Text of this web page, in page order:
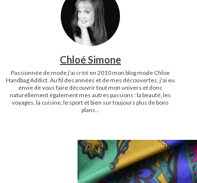
Chloé Simone
Passionnée de mode j'ai créé en 2010 mon blog mode Chloe
Handbag Addict. Au fil des années et de mes découvertes, j'ai eu
envie de vous faire découvrir tout mon univers et donc
naturellement également mes autres passions : la beauté, les
voyages, la cuisine, le sport et bien sur toujours plus de bons
plans...